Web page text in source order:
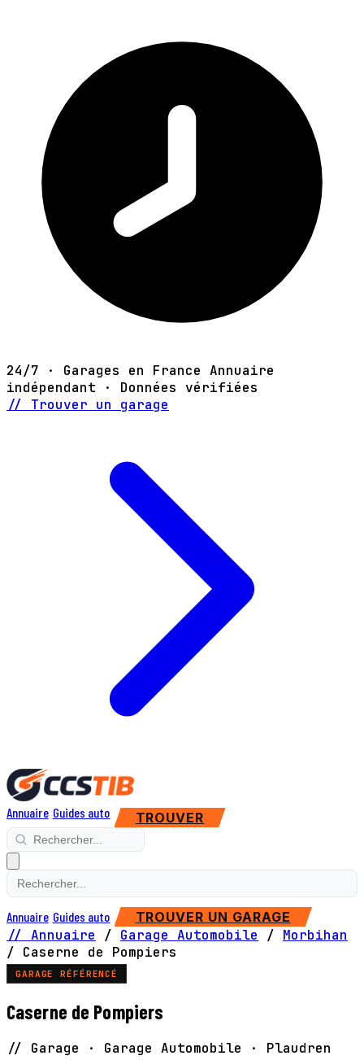
24/7 · Garages en France Annuaire
indépendant · Données vérifiées
// Trouver un garage
Annuaire Guides auto TROUVER
Annuaire Guides auto TROUVER UN GARAGE
// Annuaire / Garage Automobile / Morbihan
/ Caserne de Pompiers
GARAGE RÉFÉRENCÉ
Caserne de Pompiers
// Garage · Garage Automobile · Plaudren